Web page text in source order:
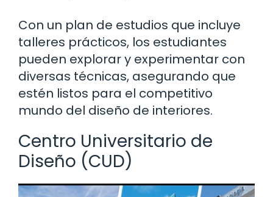
Con un plan de estudios que incluye
talleres prácticos, los estudiantes
pueden explorar y experimentar con
diversas técnicas, asegurando que
estén listos para el competitivo
mundo del diseño de interiores.
Centro Universitario de
Diseño (CUD)